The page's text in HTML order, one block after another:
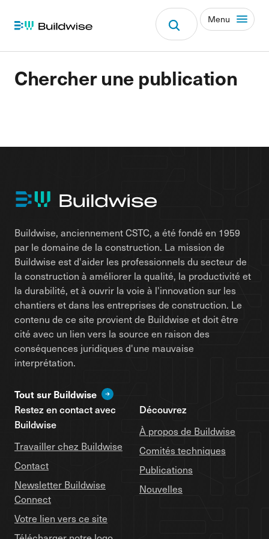
Menu
Chercher une publication
Buildwise, anciennement CSTC, a été fondé en 1959
par le domaine de la construction. La mission de
Buildwise est d'aider les professionnels du secteur de
la construction à améliorer la qualité, la productivité et
la durabilité, et à ouvrir la voie à l'innovation sur les
chantiers et dans les entreprises de construction. Le
contenu de ce site provient de Buildwise et doit être
cité avec un lien vers la source en raison des
conséquences juridiques d'une mauvaise
interprétation.
Tout sur Buildwise
Restez en contact avec
Buildwise
Travailler chez Buildwise
Contact
Newsletter Buildwise
Connect
Votre lien vers ce site
Découvrez
À propos de Buildwise
Comités techniques
Publications
Nouvelles